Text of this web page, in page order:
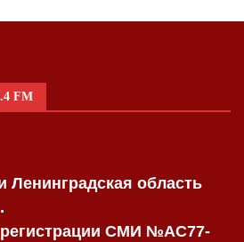
FM
Ленинградская область
.
СМИ №AC77-